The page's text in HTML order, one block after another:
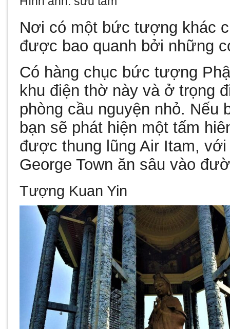
Nơi có một bức tượng khác
được bao quanh bởi những
Có hàng chục bức tượng
khu điện thờ này và ở trọng
phòng cầu nguyện nhỏ. Nếu
bạn sẽ phát hiện một tấm
được thung lũng Air Itam,
George Town ăn sâu vào
Tượng Kuan Yin